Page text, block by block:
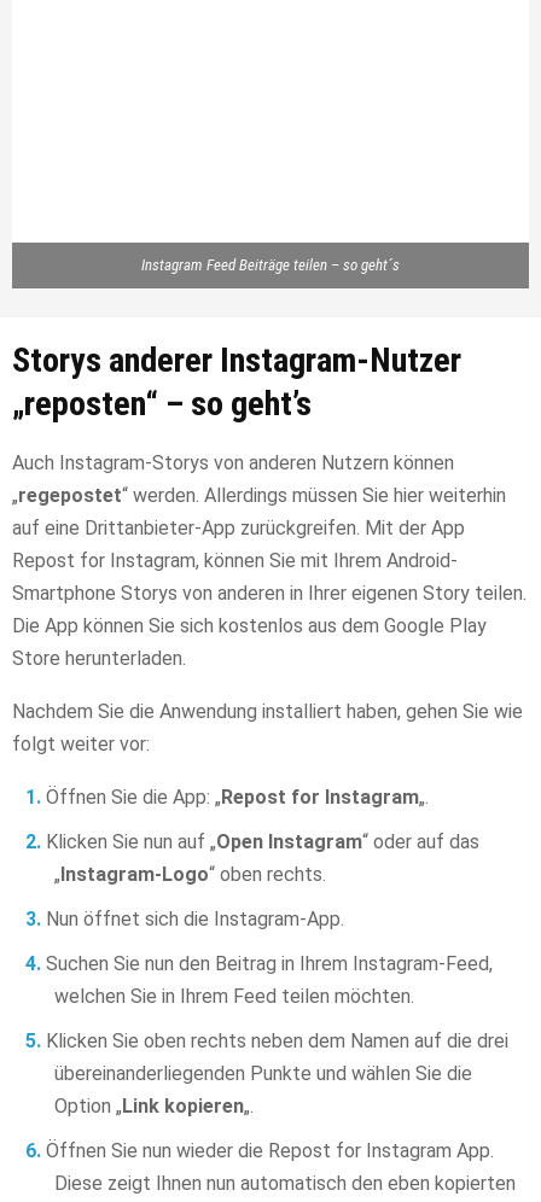
Instagram Feed Beiträge teilen – so geht´s
Storys anderer Instagram-Nutzer
„reposten“ – so geht’s
Auch Instagram-Storys von anderen Nutzern können
„regepostet“ werden. Allerdings müssen Sie hier weiterhin
auf eine Drittanbieter-App zurückgreifen. Mit der App
Repost for Instagram, können Sie mit Ihrem Android-
Smartphone Storys von anderen in Ihrer eigenen Story teilen.
Die App können Sie sich kostenlos aus dem Google Play
Store herunterladen.
Nachdem Sie die Anwendung installiert haben, gehen Sie wie
folgt weiter vor:
Öffnen Sie die App: „Repost for Instagram„.
Klicken Sie nun auf „Open Instagram“ oder auf das
„Instagram-Logo“ oben rechts.
Nun öffnet sich die Instagram-App.
Suchen Sie nun den Beitrag in Ihrem Instagram-Feed,
welchen Sie in Ihrem Feed teilen möchten.
Klicken Sie oben rechts neben dem Namen auf die drei
übereinanderliegenden Punkte und wählen Sie die
Option „Link kopieren„.
Öffnen Sie nun wieder die Repost for Instagram App.
Diese zeigt Ihnen nun automatisch den eben kopierten